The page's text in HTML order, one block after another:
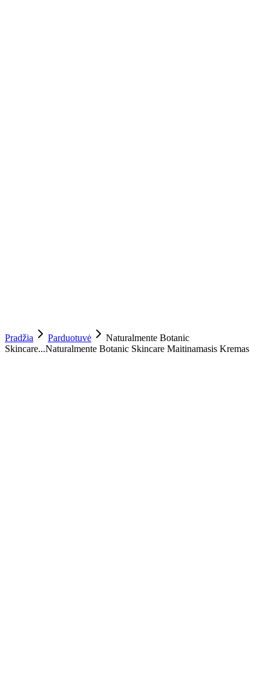
Pradžia Parduotuvė
Naturalmente Botanic
Skincare...Naturalmente Botanic Skincare Maitinamasis Kremas